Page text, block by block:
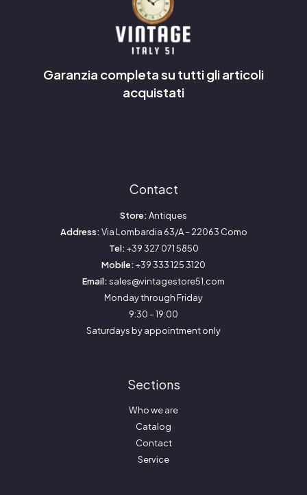
Garanzia completa su tutti gli articoli
acquistati
Contact
Store:Antiques
Address:Via Lombardia 63/A – 22063 Como
Tel:+39 327 071 5850
Mobile:+39 333 125 3120
Email:sales@vintagestore51.com
Monday through Friday
9:30 – 19:00
Saturdays by appointment only
Sections
Who we are
Catalog
Contact
Service